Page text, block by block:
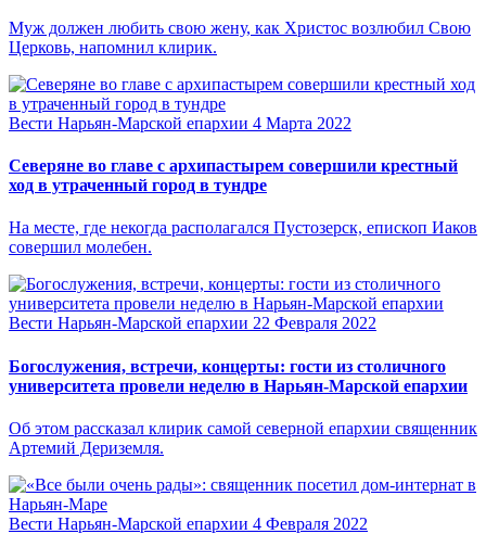
Муж должен любить свою жену, как Христос возлюбил Свою
Церковь, напомнил клирик.
Вести Нарьян-Марской епархии 4 Марта 2022
Северяне во главе с архипастырем совершили крестный
ход в утраченный город в тундре
На месте, где некогда располагался Пустозерск, епископ Иаков
совершил молебен.
Вести Нарьян-Марской епархии 22 Февраля 2022
Богослужения, встречи, концерты: гости из столичного
университета провели неделю в Нарьян-Марской епархии
Об этом рассказал клирик самой северной епархии священник
Артемий Дериземля.
Вести Нарьян-Марской епархии 4 Февраля 2022